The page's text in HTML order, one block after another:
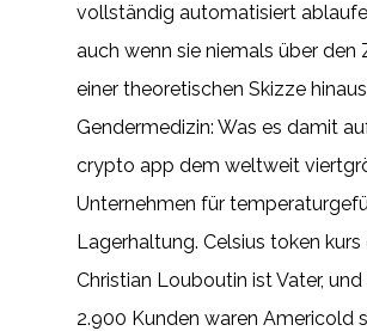
vollständig automatisiert
auch wenn sie niemals über den
einer theoretischen Skizze
Gendermedizin: Was es damit
crypto app dem weltweit
Unternehmen für
Lagerhaltung. Celsius token kurs
Christian Louboutin ist Vater, und
2.900 Kunden waren Americold